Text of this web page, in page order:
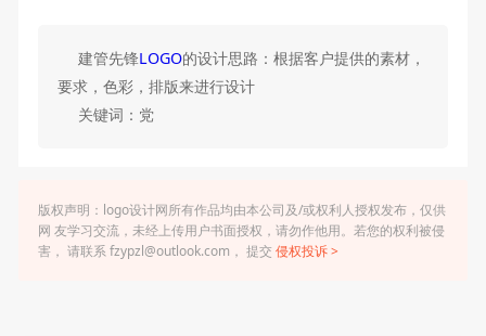
建管先锋LOGO的设计思路：根据客户提供的素材，
要求，色彩，排版来进行设计
关键词：党
版权声明：logo设计网所有作品均由本公司及/或权利人授权发布，仅供
网 友学习交流，未经上传用户书面授权，请勿作他用。若您的权利被侵
害， 请联系 fzypzl@outlook.com， 提交 侵权投诉 >